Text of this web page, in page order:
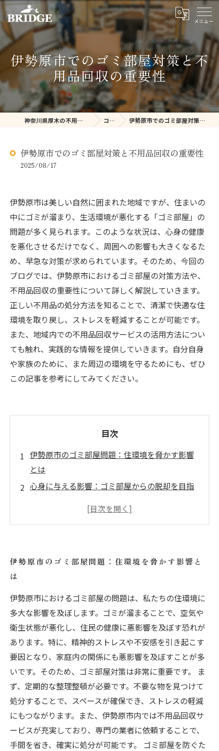
伊勢原市でのゴミ部屋対策と不
用品回収の重要性
神奈川県厚木の不用品回収ならBRIDGE コラム 伊勢原市でのゴミ部屋対策と不用品回収の重要性
伊勢原市でのゴミ部屋対策と不用品回収の重要性
2025/08/17
伊勢原市は美しい自然に囲まれた地域ですが、住まいの
中にゴミが溜まり、生活環境が悪化する「ゴミ部屋」の
問題が多く見られます。このような状況は、心身の健康
を悪化させるだけでなく、周囲への影響も大きくなるた
め、早急な対策が求められています。そのため、今回の
ブログでは、伊勢原市におけるゴミ部屋の対策方法や、
不用品回収の重要性について詳しく解説していきます。
正しい不用品の処分方法を知ることで、清潔で快適な住
環境を取り戻し、ストレスを軽減することが可能です。
また、地域内での不用品回収サービスの活用方法につい
ても触れ、実践的な情報を提供していきます。自分自身
や家族のために、また周辺の環境を守るためにも、ぜひ
この記事を参考にしてみてください。
目次
伊勢原市のゴミ部屋問題：住環境を脅かす影響
とは
心身に与える影響：ゴミ部屋からの脱却を目指
実践！伊勢原市でのゴミ部屋対策法
ビス活用法
事例
あなたの手で取り戻そう！伊勢原市の美しい住
環境
伊勢原市のゴミ部屋問題：住環境を脅かす影響と
は
伊勢原市におけるゴミ部屋の問題は、私たちの住環境に
多大な影響を及ぼします。ゴミが溜まることで、空気や
衛生状態が悪化し、住民の健康に悪影響を及ぼす恐れが
あります。特に、精神的ストレスや不安感を引き起こす
要因となり、家庭内の関係にも悪影響を及ぼすことが多
いです。そのため、ゴミ部屋対策は非常に重要です。 ま
ず、定期的な整理整頓が必要です。不要な物を見つけて
処分することで、スペースが確保でき、ストレスの軽減
にもつながります。また、伊勢原市内では不用品回収サ
ービスが充実しており、専門の業者に依頼することで、
手間を省き、確実に処分が可能です。 ゴミ部屋を防ぐた